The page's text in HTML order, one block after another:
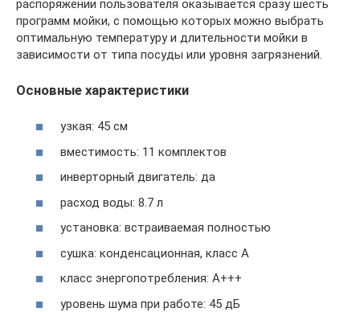
распоряжении пользователя оказывается сразу шесть
программ мойки, с помощью которых можно выбрать
оптимальную температуру и длительности мойки в
зависимости от типа посуды или уровня загрязнений.
Основные характеристики
узкая: 45 см
вместимость: 11 комплектов
инверторный двигатель: да
расход воды: 8.7 л
установка: встраиваемая полностью
сушка: конденсационная, класс A
класс энергопотребления: A+++
уровень шума при работе: 45 дБ